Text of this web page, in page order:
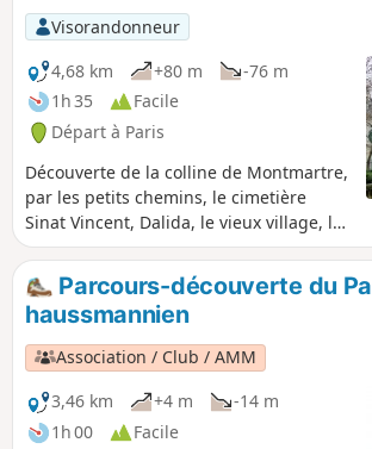
Visorandonneur
4,68 km
+80 m
-76 m
1h 35
Facile
Départ à Paris
Découverte de la colline de Montmartre,
par les petits chemins, le cimetière
Sinat Vincent, Dalida, le vieux village, la
Basilique, vues superbes sur Paris.
Parcours-découverte du
haussmannien
Association / Club / AMM
3,46 km
+4 m
-14 m
1h 00
Facile